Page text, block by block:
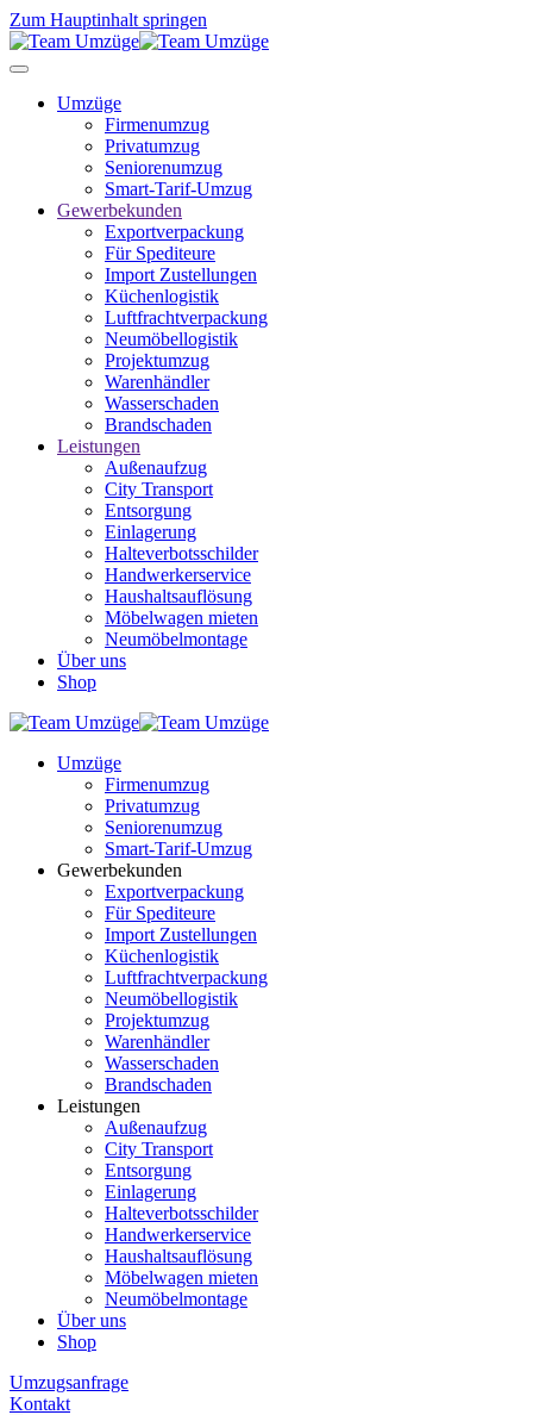
Zum Hauptinhalt springen
Umzüge
Firmenumzug
Privatumzug
Seniorenumzug
Smart-Tarif-Umzug
Gewerbekunden
Exportverpackung
Für Spediteure
Import Zustellungen
Küchenlogistik
Luftfrachtverpackung
Neumöbellogistik
Projektumzug
Warenhändler
Wasserschaden
Brandschaden
Leistungen
Außenaufzug
City Transport
Entsorgung
Einlagerung
Halteverbotsschilder
Handwerkerservice
Haushaltsauflösung
Möbelwagen mieten
Neumöbelmontage
Über uns
Shop
Umzüge
Firmenumzug
Privatumzug
Seniorenumzug
Smart-Tarif-Umzug
Gewerbekunden
Exportverpackung
Für Spediteure
Import Zustellungen
Küchenlogistik
Luftfrachtverpackung
Neumöbellogistik
Projektumzug
Warenhändler
Wasserschaden
Brandschaden
Leistungen
Außenaufzug
City Transport
Entsorgung
Einlagerung
Halteverbotsschilder
Handwerkerservice
Haushaltsauflösung
Möbelwagen mieten
Neumöbelmontage
Über uns
Shop
Umzugsanfrage
Kontakt